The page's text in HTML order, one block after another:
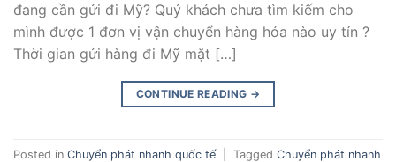
đang cần gửi đi Mỹ? Quý khách chưa tìm kiếm cho
mình được 1 đơn vị vận chuyển hàng hóa nào uy tín ?
Thời gian gửi hàng đi Mỹ mặt […]
CONTINUE READING →
Posted in Chuyển phát nhanh quốc tế Tagged Chuyển phát nhanh